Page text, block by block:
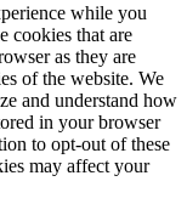
while you
cookies that are
as they are
of the website. We
and understand how
in your browser
to opt-out of these
may affect your